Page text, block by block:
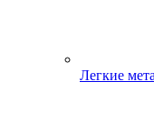
Легкие